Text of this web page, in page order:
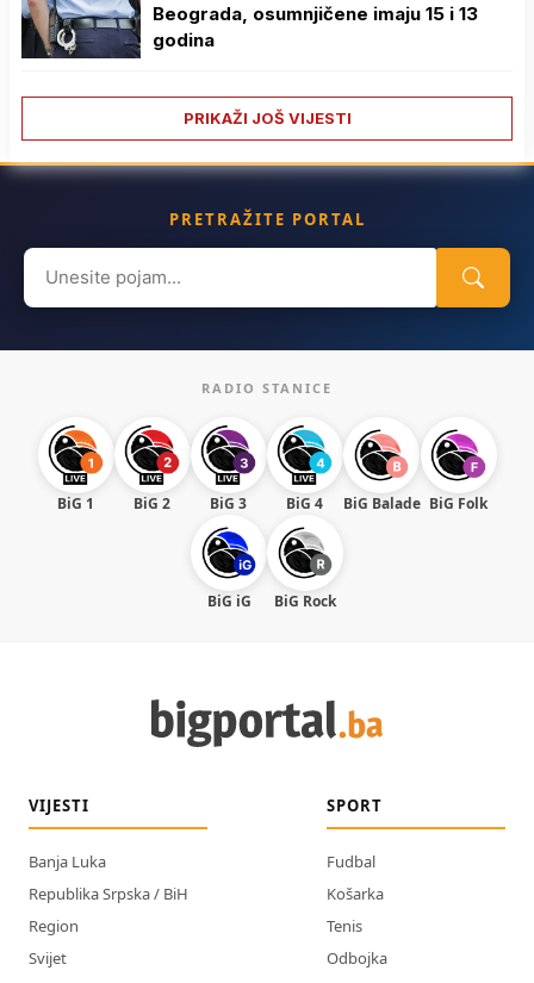
Beograda, osumnjičene imaju 15 i 13
godina
PRIKAŽI JOŠ VIJESTI
PRETRAŽITE PORTAL
Search
for:
RADIO STANICE
BiG 1 BiG 2 BiG 3 BiG 4 BiG Balade BiG Folk
BiG iG BiG Rock
VIJESTI
Banja Luka
Republika Srpska / BiH
Region
Svijet
SPORT
Fudbal
Košarka
Tenis
Odbojka